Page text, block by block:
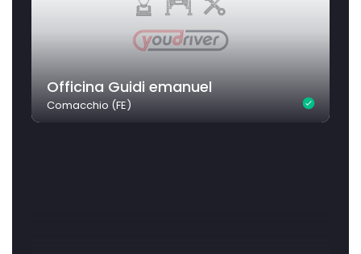
Officina Guidi emanuel
Comacchio (FE)